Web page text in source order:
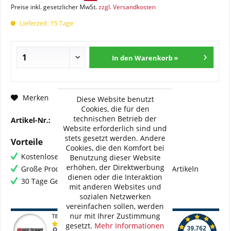
Preise inkl. gesetzlicher MwSt.zzgl. Versandkosten
Lieferzeit: 15 Tage
In den Warenkorb »
Merken Fragen zum Artikel?
Artikel-Nr.: BI-D0009-XZE01
Vorteile
Kostenloser Versand ab € 60,- Bestellwert
Große Produktauswahl mit mehr als 80.000 Artikeln
30 Tage Geld-Zurück-Garantie
Diese Website benutzt
Cookies, die für den
technischen Betrieb der
Website erforderlich sind und
stets gesetzt werden. Andere
Cookies, die den Komfort bei
Benutzung dieser Website
erhöhen, der Direktwerbung
dienen oder die Interaktion
mit anderen Websites und
sozialen Netzwerken
vereinfachen sollen, werden
nur mit Ihrer Zustimmung
gesetzt. Mehr Informationen